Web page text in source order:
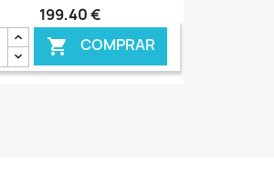
199,40 €
 COMPRAR